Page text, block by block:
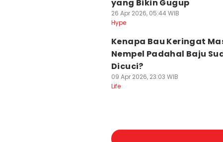
yang Bikin Gugup
26 Apr 2026, 05:44 WIB
Hype
Kenapa Bau Keringat
Nempel Padahal Baju
Dicuci?
09 Apr 2026, 23:03 WIB
Life